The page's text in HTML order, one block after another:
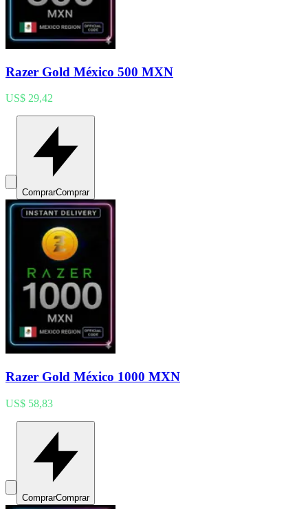
Razer Gold México 500 MXN
US$ 29,42
ComprarComprar
Razer Gold México 1000 MXN
US$ 58,83
ComprarComprar